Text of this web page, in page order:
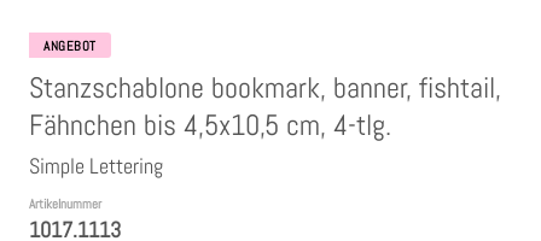
Präge-, Universal- Maskierschablonen
Papiere
Bänder & Garn
Siegelwachs /Papierschöpfen
ANGEBOT
Stanzschablone bookmark, banner, fishtail,
Fähnchen bis 4,5x10,5 cm, 4-tlg.
Simple Lettering
Artikelnummer
1017.1113